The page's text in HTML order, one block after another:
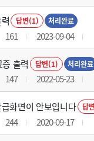
답변(1) 처리완료
161 2023-09-04
출력 답변(1) 처리완료
147 2022-05-23
화면이 안보입니다 답
244 2020-09-17